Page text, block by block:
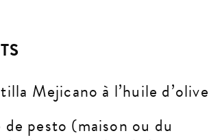
Mejicano à l’huile d’olive
pesto (maison ou du